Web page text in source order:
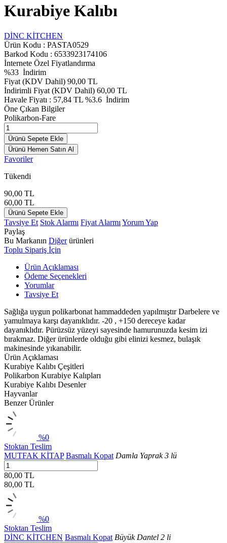
Kurabiye Kalıbı
DİNC KİTCHEN
Ürün Kodu : PASTA0529
Barkod Kodu : 6533923174106
İnternete Özel Fiyatlandırma
%33 İndirim
Fiyat (KDV Dahil) 90,00 TL
İndirimli Fiyat (KDV Dahil) 60,00 TL
Havale Fiyatı : 57,84 TL %3.6 İndirim
Öne Çıkan Bilgiler
Polikarbon-Fare
Ürünü Sepete Ekle
Ürünü Hemen Satın Al
Favoriler
Tükendi
90,00 TL
60,00 TL
Ürünü Sepete Ekle
Tavsiye Et Stok Alarmı Fiyat Alarmı Yorum Yap
Paylaş
Bu Markanın Diğerürünleri
Toplu Sipariş İçin
Ürün Açıklaması
Ödeme Seçenekleri
Yorumlar
Tavsiye Et
Sağlığa uygun polikarbonat hammaddeden yapılmıştır Darbelere ve
yamulmaya karşı dayanıklıdır. -20 , +150 dereceye kadar
dayanıklıdır. Pürüzsüz yüzeyi sayesinde hamurunuzda kesim izi
bırakmaz. Diğer ürünlerde olduğu gibi elinizi kesmez, bulaşık
makinesinde yıkanabilir.
Ürün Açıklaması
Kurabiye Kalıbı Çeşitleri
Polikarbon Kurabiye Kalıpları
Kurabiye Kalıbı Desenler
Hayvanlar
Benzer Ürünler
%0
Stoktan Teslim
MUTFAK KİTAP Basmalı Kopat Damla Yaprak 3 lü
80,00 TL
80,00 TL
%0
Stoktan Teslim
DİNC KİTCHEN Basmalı Kopat Büyük Dantel 2 li